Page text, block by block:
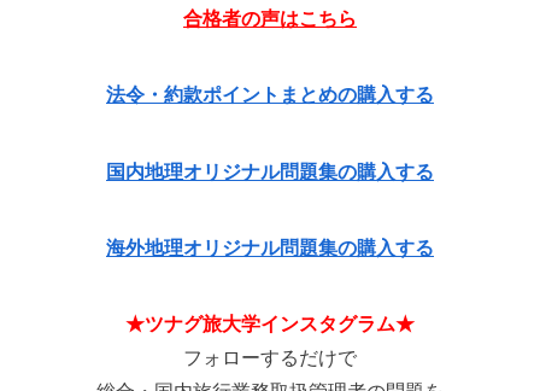
合格者の声はこちら
法令・約款ポイントまとめの購入する
国内地理オリジナル問題集の購入する
海外地理オリジナル問題集の購入する
★ツナグ旅大学インスタグラム★
フォローするだけで